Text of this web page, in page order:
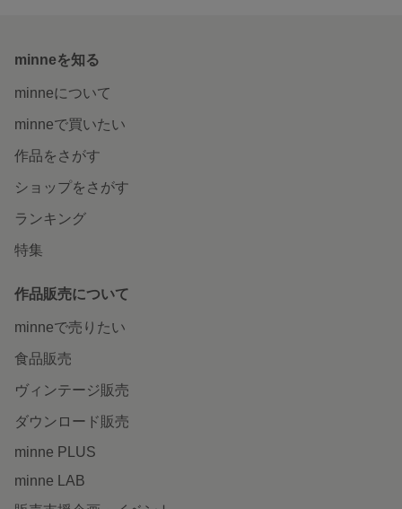
minneを知る
minneについて
minneで買いたい
作品をさがす
ショップをさがす
ランキング
特集
作品販売について
minneで売りたい
食品販売
ヴィンテージ販売
ダウンロード販売
minne PLUS
minne LAB